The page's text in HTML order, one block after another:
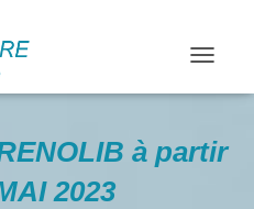
à partir
2023